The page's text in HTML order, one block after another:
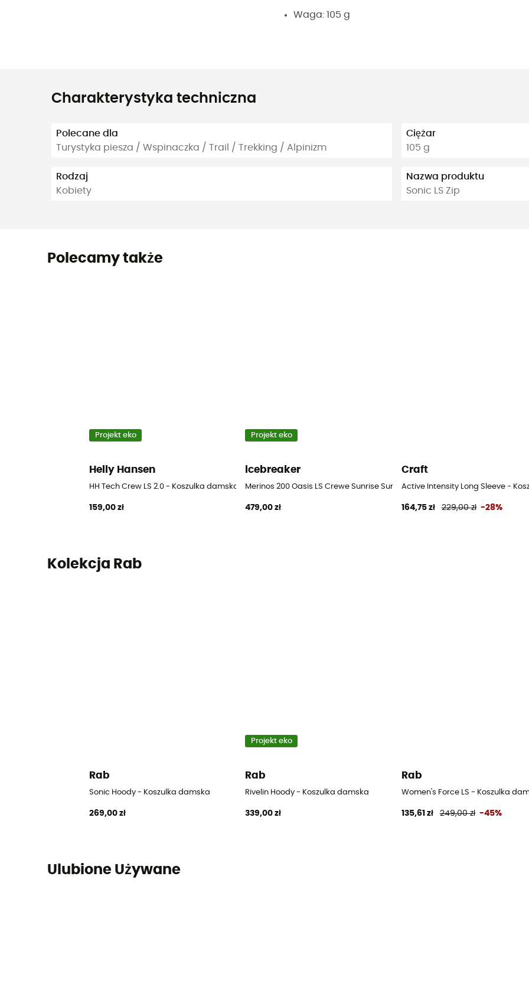
Waga: 105 g
Charakterystyka techniczna
Polecane dla
Turystyka piesza / Wspinaczka / Trail / Trekking / Alpinizm
Rodzaj
Kobiety
Ciężar
105 g
Nazwa produktu
Sonic LS Zip
Polecamy także
Projekt eko
Helly Hansen
HH Tech Crew LS 2.0 - Koszulka damska
159,00 zł
Projekt eko
icebreaker
Merinos 200 Oasis LS Crewe Sunrise Summit - Swetry z wełny merynosa
479,00 zł
Craft
Active Intensity Long Sleeve -
164,75 zł 229,00 zł -28%
Kolekcja Rab
Rab
Sonic Hoody - Koszulka damska
269,00 zł
Projekt eko
Rab
Rivelin Hoody - Koszulka damska
339,00 zł
Rab
Women's Force LS - Koszulka
135,61 zł 249,00 zł -45%
Ulubione Używane